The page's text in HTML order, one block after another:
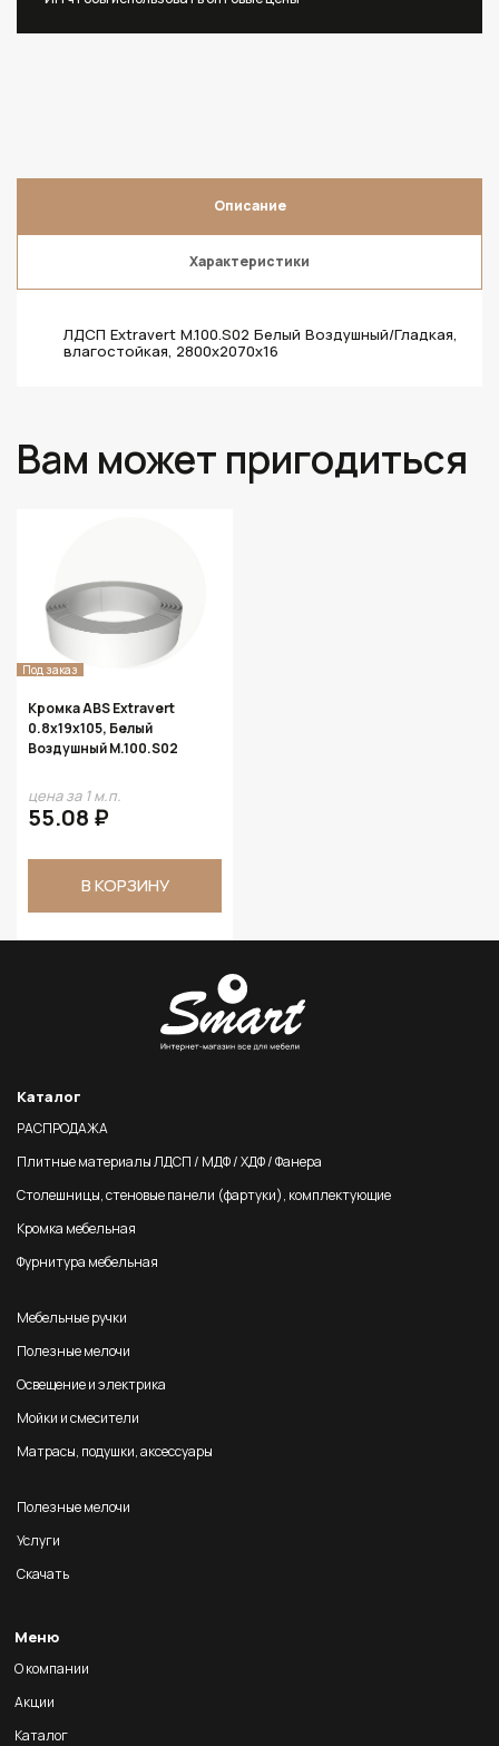
Описание
Характеристики
ЛДСП Extravert M.100.S02 Белый Воздушный/Гладкая,
влагостойкая, 2800х2070х16
Вам может пригодиться
Под заказ
Кромка ABS Extravert
0.8х19х105, Белый
Воздушный M.100.S02
цена за 1 м.п.
55.08 ₽
В КОРЗИНУ
Каталог
РАСПРОДАЖА
Плитные материалы ЛДСП / МДФ / ХДФ / Фанера
Столешницы, стеновые панели (фартуки), комплектующие
Кромка мебельная
Фурнитура мебельная
Мебельные ручки
Полезные мелочи
Освещение и электрика
Мойки и смесители
Матрасы, подушки, аксессуары
Полезные мелочи
Услуги
Скачать
Меню
О компании
Акции
Каталог